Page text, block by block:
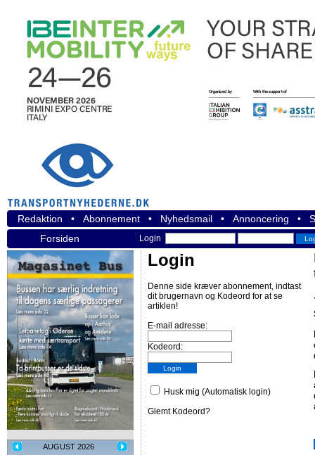
Redaktion • Abonnement • Nyhedsmail • Annoncering •
Forsiden
Login
AUGUST 2026
Login
Denne side kræver abonnement, indtast
dit brugernavn og Kodeord for at se
artiklen!
E-mail adresse:
Kodeord:
Husk mig (Automatisk login)
Glemt Kodeord?